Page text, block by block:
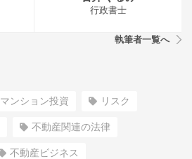
行政書士
執筆者一覧へ
マンション投資 リスク
不動産関連の法律
不動産ビジネス